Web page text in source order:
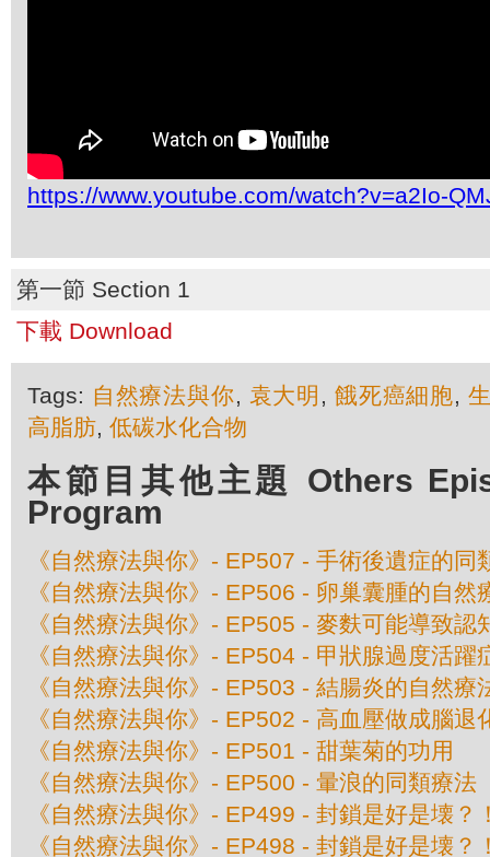
https://www.youtube.com/watch?v=a2Io-
第一節 Section 1
下載 Download
Tags: 自然療法與你, 袁大明 , 餓死癌細胞,
高脂肪, 低碳水化合物
本節目其他主題 Others
Program
《自然療法與你》- EP507 - 手術後遺症的同
《自然療法與你》- EP506 - 卵巢囊腫的自然
《自然療法與你》- EP505 - 麥麩可能導致認
《自然療法與你》- EP504 - 甲狀腺過度活躍
《自然療法與你》- EP503 - 結腸炎的自然療
《自然療法與你》- EP502 - 高血壓做成腦退
《自然療法與你》- EP501 - 甜葉菊的功用
《自然療法與你》- EP500 - 暈浪的同類療法
《自然療法與你》- EP499 - 封鎖是好是壊？
《自然療法與你》- EP498 - 封鎖是好是壊？